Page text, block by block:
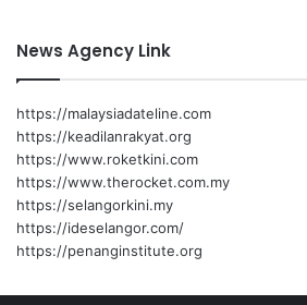
e
k
o
d
k
e
s
i
h
News Agency Link
https://malaysiadateline.com
https://keadilanrakyat.org
https://www.roketkini.com
https://www.therocket.com.my
https://selangorkini.my
https://ideselangor.com/
https://penanginstitute.org